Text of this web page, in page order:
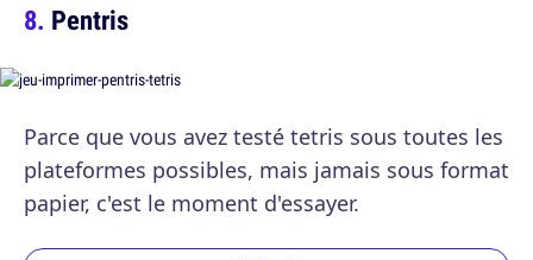
Pentris
Parce que vous avez testé tetris sous toutes les
plateformes possibles, mais jamais sous format
papier, c'est le moment d'essayer.